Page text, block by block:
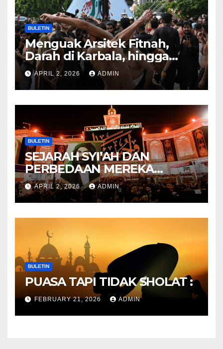
BULETIN
Menguak Arsitek Fitnah,
Darah di Karbala, hingga
Lahirnya Sekte-sekte serta
Mitos Imam Gaib
APRIL 2, 2026 ADMIN
BULETIN
SEJARAH SYI’AH DAN
PERBEDAAN MEREKA
ANTARA DULU DAN
SEKARANG
APRIL 2, 2026 ADMIN
BULETIN
PUASA TAPI TIDAK SHOLAT :
FEBRUARY 21, 2026 ADMIN